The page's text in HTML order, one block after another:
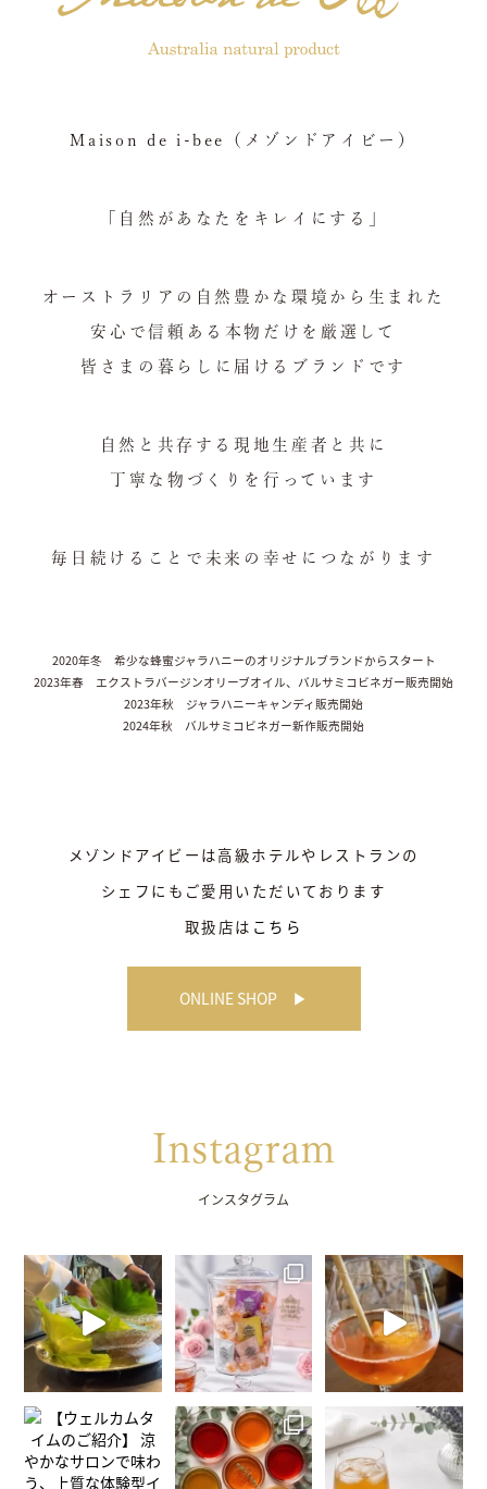
Maison de i-bee（メゾンドアイビー）
「自然があなたをキレイにする」
オーストラリアの自然豊かな環境から生まれた
安心で信頼ある本物だけを厳選して
皆さまの暮らしに届けるブランドです
自然と共存する現地生産者と共に
丁寧な物づくりを行っています
毎日続けることで未来の幸せにつながります
2020年冬 希少な蜂蜜ジャラハニーのオリジナルブランドからスタート
2023年春 エクストラバージンオリーブオイル、バルサミコビネガー販売開始
2023年秋 ジャラハニーキャンディ販売開始
2024年秋 バルサミコビネガー新作販売開始
メゾンドアイビーは高級ホテルやレストランの
シェフにもご愛用いただいております
取扱店は こちら
ONLINE SHOP
Instagram
インスタグラム